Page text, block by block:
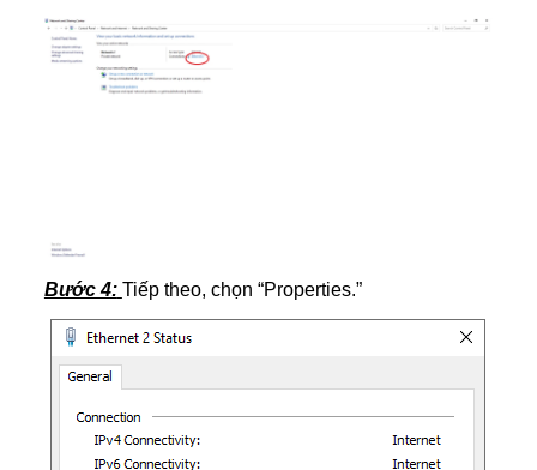
Bước 4: Tiếp theo, chọn “Properties.”